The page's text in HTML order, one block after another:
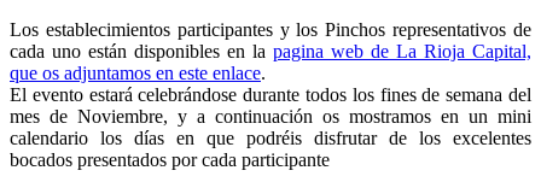
Los establecimientos participantes y los Pinchos representativos de
cada uno están disponibles en la pagina web de La Rioja Capital,
que os adjuntamos en este enlace.
El evento estará celebrándose durante todos los fines de semana del
mes de Noviembre, y a continuación os mostramos en un mini
calendario los días en que podréis disfrutar de los excelentes
bocados presentados por cada participante